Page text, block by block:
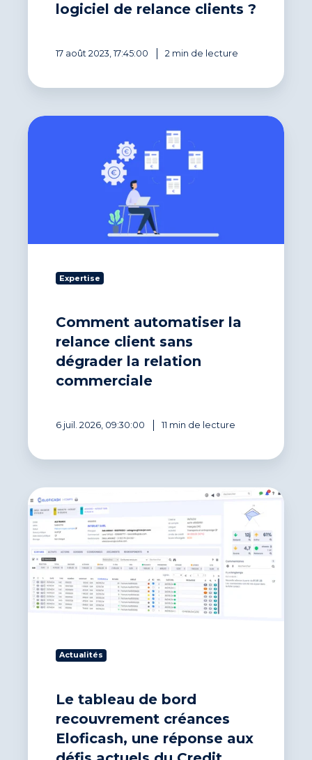
logiciel de relance clients ?
17 août 2023, 17:45:00 2 min de lecture
Comment
Expertise
Comment automatiser la
relance client sans
dégrader la relation
commerciale
6 juil. 2026, 09:30:00 11 min de lecture
Le
tableau
de
bord
recouvrement
créances
Eloficash,
une
réponse
actuels
management
Actualités
Le tableau de bord
recouvrement créances
Eloficash, une réponse aux